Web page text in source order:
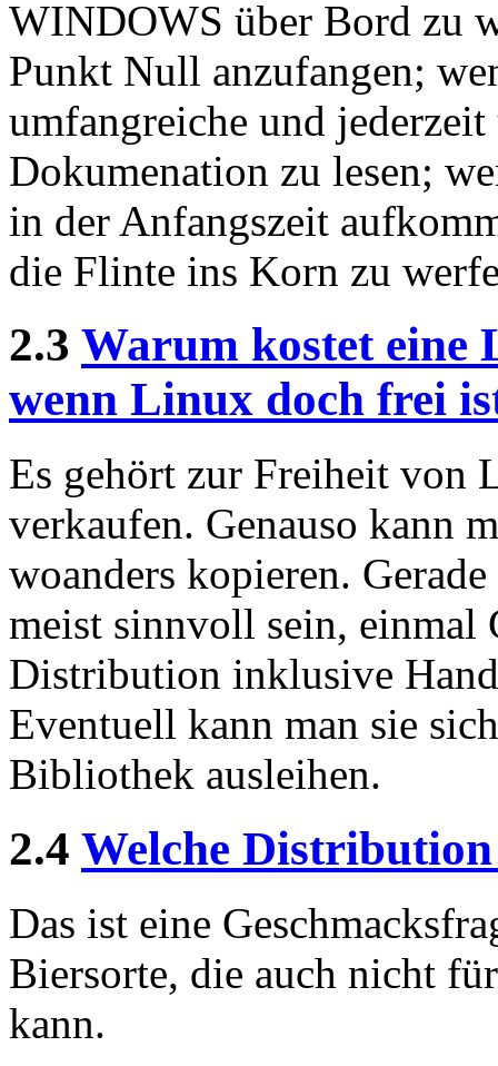
WINDOWS über Bord zu
Punkt Null anzufangen;
umfangreiche und
Dokumenation zu lesen;
in der Anfangszeit
die Flinte ins Korn zu
2.3 Warum kostet
wenn Linux doch frei
Es gehört zur Freiheit von
verkaufen. Genauso kann
woanders kopieren.
meist sinnvoll sein, einmal
Distribution inklusive
Eventuell kann man sie
Bibliothek ausleihen.
2.4 Welche Distribution
Das ist eine
Biersorte, die auch nicht
kann.